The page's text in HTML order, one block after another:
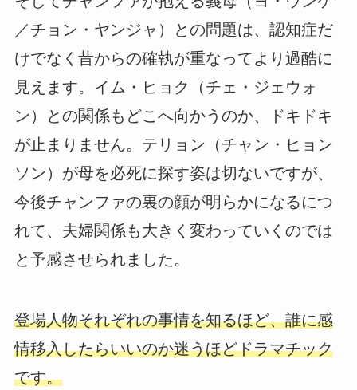
／チョン・ヤンジャ）との問題は、認知症だ
けでなく昔からの確執が重なってより過酷に
見えます。イム・ヒョク（チェ・ジェウォ
ン）との関係もどこへ向かうのか、ドキドキ
が止まりません。テリョン（チャン・ヒョン
ソン）が母を必死に探す姿は切ないですが、
今後チャンファの裏の顔が明らかになるにつ
れて、夫婦関係も大きく変わっていくのでは
と予感させられました。
登場人物それぞれの事情を知るほど、誰に感
情移入したらいいのか迷うほどドラマチック
です。